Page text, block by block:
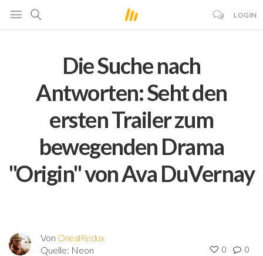
LOGIN
Die Suche nach
Antworten: Seht den
ersten Trailer zum
bewegenden Drama
"Origin" von Ava DuVernay
Von OnealRedux
Quelle: Neon 0 0